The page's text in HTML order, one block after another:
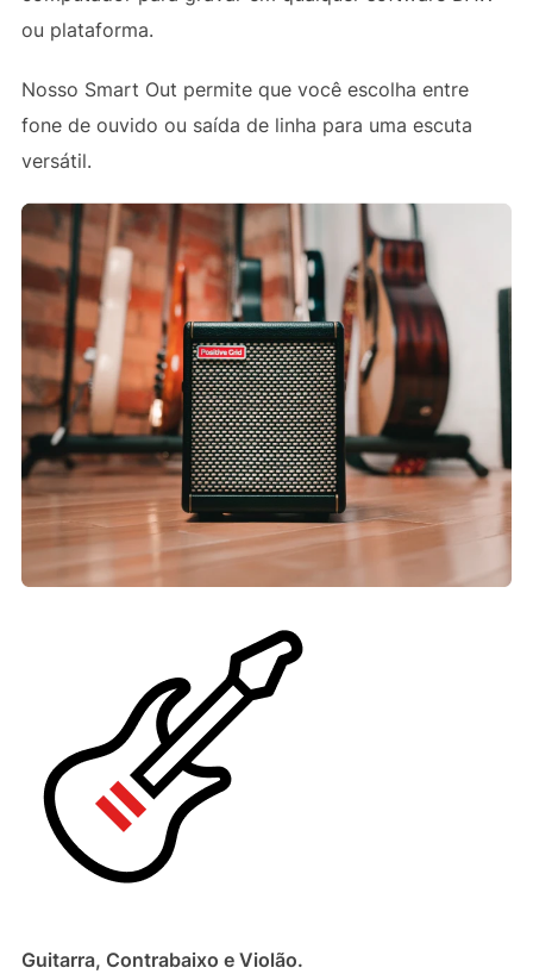
ou plataforma.
Nosso Smart Out permite que você escolha entre
fone de ouvido ou saída de linha para uma escuta
versátil.
Guitarra, Contrabaixo e Violão.